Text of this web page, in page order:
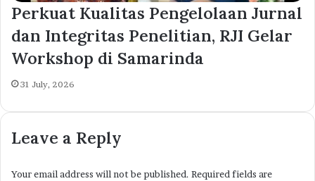
Perkuat Kualitas Pengelolaan Jurnal
dan Integritas Penelitian, RJI Gelar
Workshop di Samarinda
31 July, 2026
Leave a Reply
Your email address will not be published. Required fields are